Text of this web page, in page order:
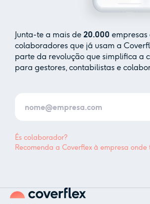
Junta-te a mais de 20.000 empresas
colaboradores que já usam a
parte da revolução que simplifica a
para gestores, contabilistas e
És colaborador?
Recomenda a Coverflex à empresa